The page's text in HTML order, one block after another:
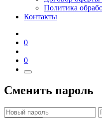
Политика
Контакты
0
0
Сменить пароль